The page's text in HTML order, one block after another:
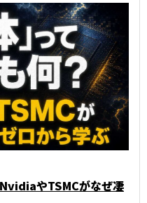
NvidiaやTSMCがなぜ凄